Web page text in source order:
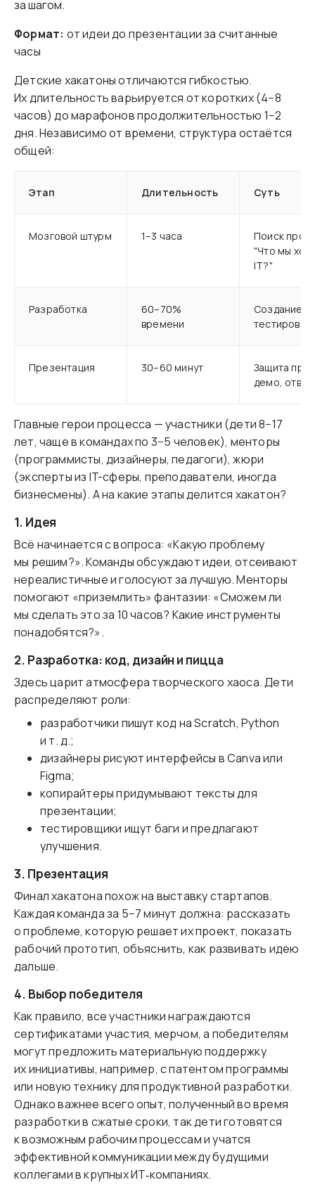
за шагом.
Формат: от идеи до презентации за считанные
часы
Детские хакатоны отличаются гибкостью.
Их длительность варьируется от коротких (4−8
часов) до марафонов продолжительностью 1−2
дня. Независимо от времени, структура остаётся
общей:
Этап Длительность Суть
Мозговой штурм 1–3 часа
Поиск
"Что мы
IT?"
Разработка
60–70%
времени
Создание
Презентация 30–60 минут
Защита
демо,
Главные герои процесса — участники (дети 8−17
лет, чаще в командах по 3−5 человек), менторы
(программисты, дизайнеры, педагоги), жюри
(эксперты из IT-сферы, преподаватели, иногда
бизнесмены). А на какие этапы делится хакатон?
1. Идея
Всё начинается с вопроса: «Какую проблему
мы решим?». Команды обсуждают идеи, отсеивают
нереалистичные и голосуют за лучшую. Менторы
помогают «приземлить» фантазии: «Сможем ли
мы сделать это за 10 часов? Какие инструменты
понадобятся?».
2. Разработка: код, дизайн и пицца
Здесь царит атмосфера творческого хаоса. Дети
распределяют роли:
разработчики пишут код на Scratch, Python
и т. д.;
дизайнеры рисуют интерфейсы в Canva или
Figma;
копирайтеры придумывают тексты для
презентации;
тестировщики ищут баги и предлагают
улучшения.
3. Презентация
Финал хакатона похож на выставку стартапов.
Каждая команда за 5−7 минут должна: рассказать
о проблеме, которую решает их проект, показать
рабочий прототип, объяснить, как развивать идею
дальше.
4. Выбор победителя
Как правило, все участники награждаются
сертификатами участия, мерчом, а победителям
могут предложить материальную поддержку
их инициативы, например, с патентом программы
или новую технику для продуктивной разработки.
Однако важнее всего опыт, полученный во время
разработки в сжатые сроки, так дети готовятся
к возможным рабочим процессам и учатся
эффективной коммуникации между будущими
коллегами в крупных ИТ‑компаниях.